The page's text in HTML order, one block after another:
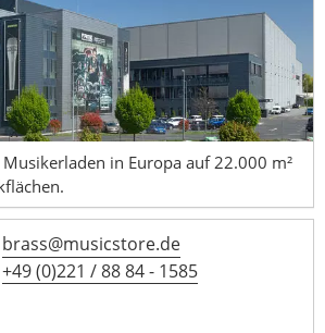
in Europa auf 22.000 m²
brass@musicstore.de
+49 (0)221 / 88 84 - 1585